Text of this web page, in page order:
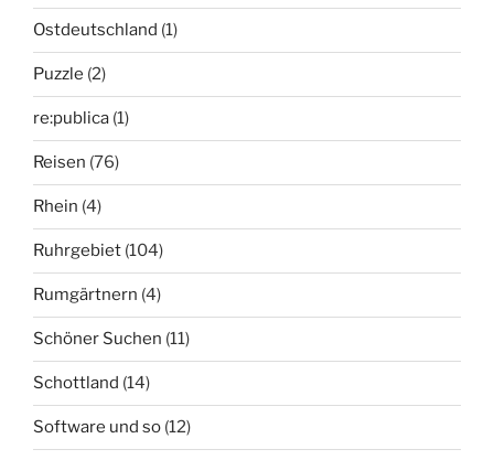
Ostdeutschland (1)
Puzzle (2)
re:publica (1)
Reisen (76)
Rhein (4)
Ruhrgebiet (104)
Rumgärtnern (4)
Schöner Suchen (11)
Schottland (14)
Software und so (12)